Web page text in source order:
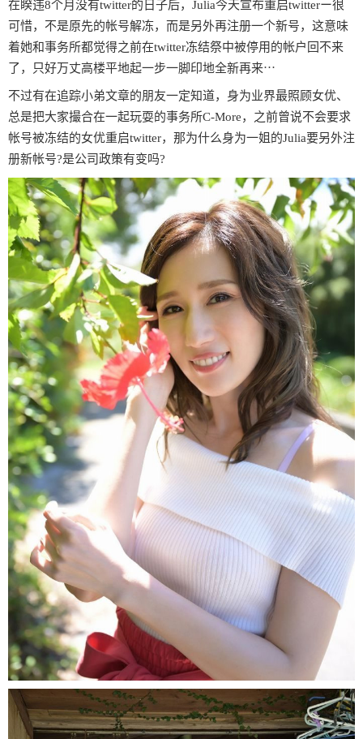
在睽违8个月没有twitter的日子后，Julia今天宣布重启twitterー很
可惜，不是原先的帐号解冻，而是另外再注册一个新号，这意味
着她和事务所都觉得之前在twitter冻结祭中被停用的帐户回不来
了，只好万丈高楼平地起一步一脚印地全新再来⋯
不过有在追踪小弟文章的朋友一定知道，身为业界最照顾女优、
总是把大家撮合在一起玩耍的事务所C-More，之前曾说不会要求
帐号被冻结的女优重启twitter，那为什么身为一姐的Julia要另外注
册新帐号?是公司政策有变吗?